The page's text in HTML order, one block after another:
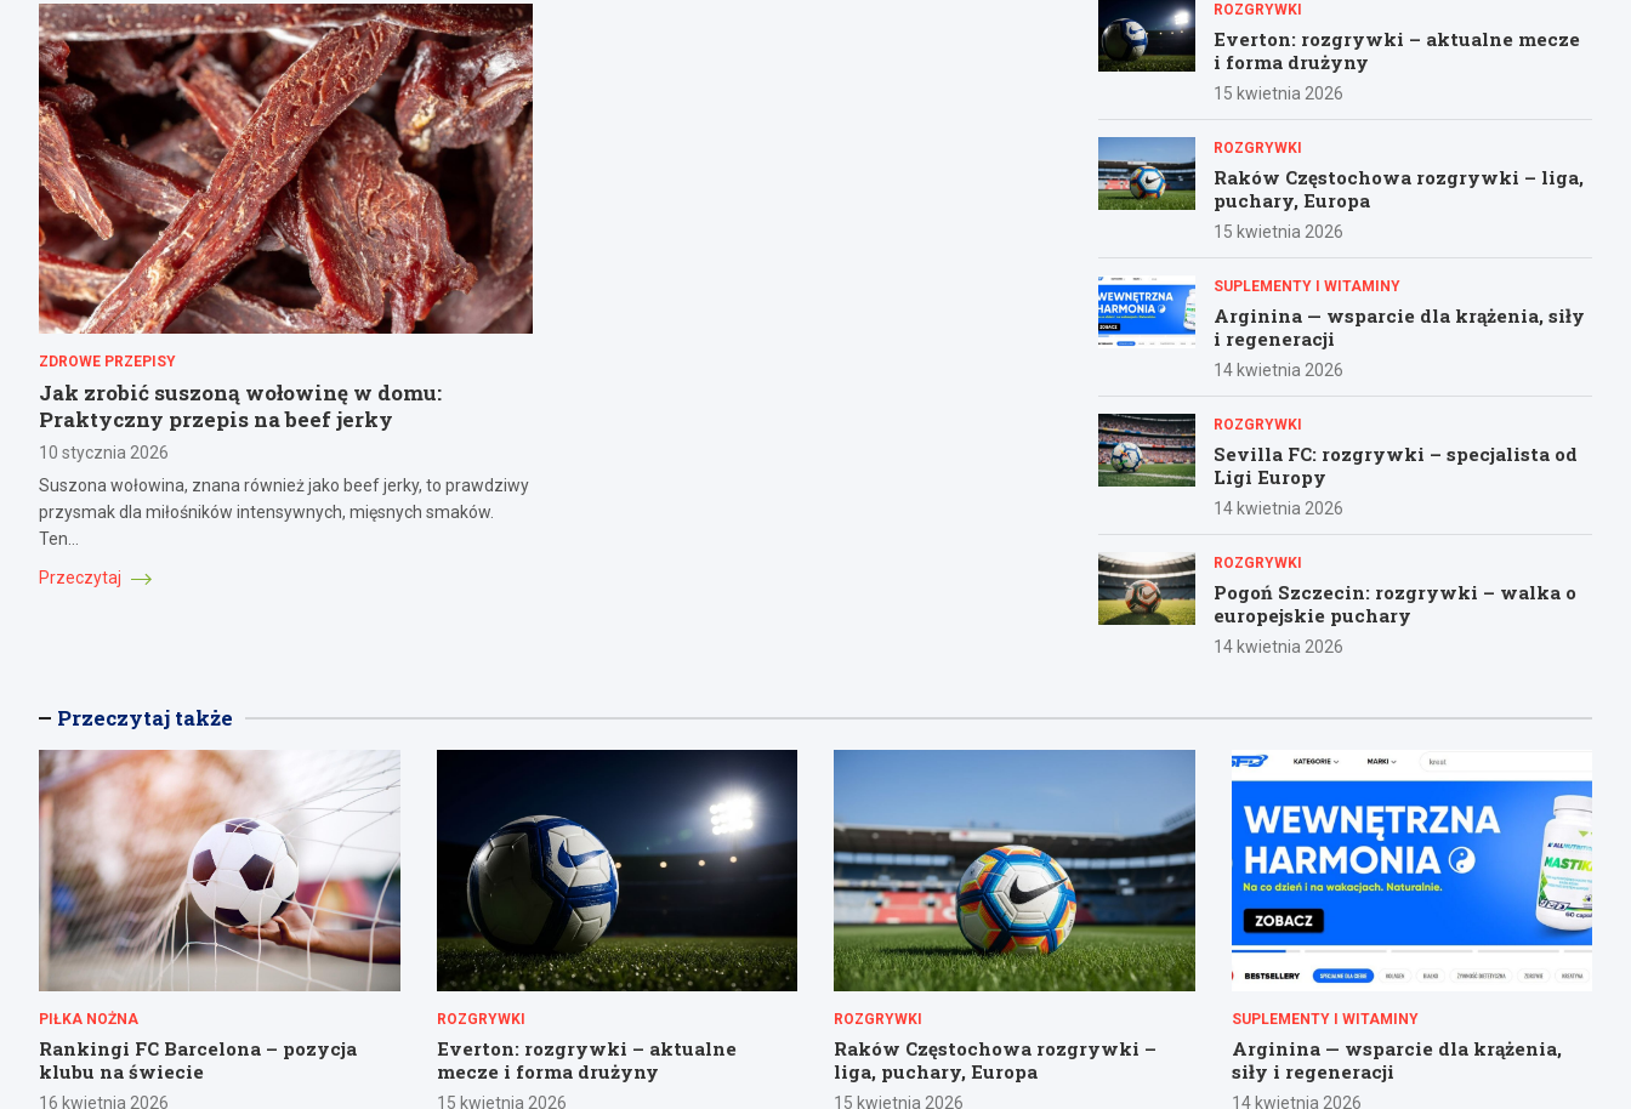
ZDROWE PRZEPISY
Jak zrobić suszoną wołowinę w domu:
Praktyczny przepis na beef jerky
10 stycznia 2026
Suszona wołowina, znana również jako beef jerky, to prawdziwy
przysmak dla miłośników intensywnych, mięsnych smaków.
Ten…
Przeczytaj
ROZGRYWKI
Everton: rozgrywki – aktualne mecze
i forma drużyny
15 kwietnia 2026
ROZGRYWKI
Raków Częstochowa rozgrywki – liga,
puchary, Europa
15 kwietnia 2026
SUPLEMENTY I WITAMINY
Arginina — wsparcie dla krążenia, siły
i regeneracji
14 kwietnia 2026
ROZGRYWKI
Sevilla FC: rozgrywki – specjalista od
Ligi Europy
14 kwietnia 2026
ROZGRYWKI
Pogoń Szczecin: rozgrywki – walka o
europejskie puchary
14 kwietnia 2026
Przeczytaj także
PIŁKA NOŻNA
Rankingi FC Barcelona – pozycja
klubu na świecie
16 kwietnia 2026
ROZGRYWKI
Everton: rozgrywki – aktualne
mecze i forma drużyny
15 kwietnia 2026
ROZGRYWKI
Raków Częstochowa rozgrywki –
liga, puchary, Europa
15 kwietnia 2026
SUPLEMENTY I WITAMINY
Arginina — wsparcie dla krążenia,
siły i regeneracji
14 kwietnia 2026